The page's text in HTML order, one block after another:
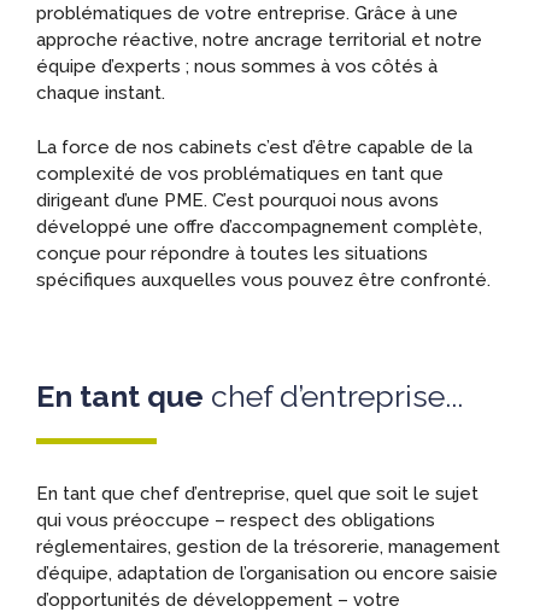
problématiques de votre entreprise. Grâce à une
approche réactive, notre ancrage territorial et notre
équipe d’experts ; nous sommes à vos côtés à
chaque instant.
La force de nos cabinets c’est d’être capable de la
complexité de vos problématiques en tant que
dirigeant d’une PME. C’est pourquoi nous avons
développé une offre d’accompagnement complète,
conçue pour répondre à toutes les situations
spécifiques auxquelles vous pouvez être confronté.
En tant que chef d’entreprise...
En tant que chef d’entreprise, quel que soit le sujet
qui vous préoccupe – respect des obligations
réglementaires, gestion de la trésorerie, management
d’équipe, adaptation de l’organisation ou encore saisie
d’opportunités de développement – votre